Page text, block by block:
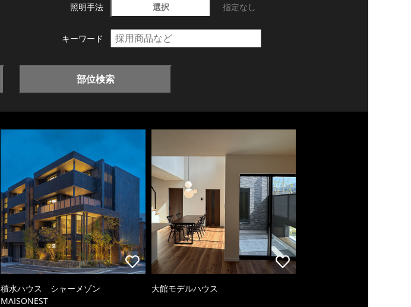
照明手法 選択 指定なし
キーワード
部位検索
積水ハウス シャーメゾン
MAISONEST
大館モデルハウス